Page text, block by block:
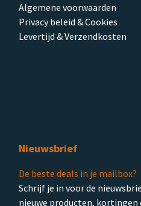
Algemene voorwaarden
Privacy beleid & Cookies
Levertijd & Verzendkosten
Nieuwsbrief
De beste deals in je mailbox?
Schrijf je in voor de
nieuwe producten, kortingen